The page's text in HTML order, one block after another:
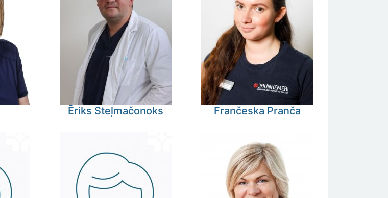
Ēriks Steļmačonoks Frančeska Pranča